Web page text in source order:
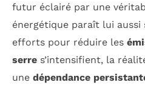
futur éclairé par une
énergétique paraît lui aussi
efforts pour réduire les
serre s’intensifient, la
une dépendance